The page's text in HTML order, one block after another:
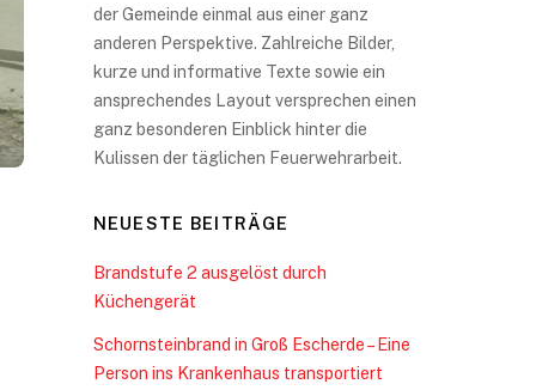
der Gemeinde einmal aus einer ganz
anderen Perspektive. Zahlreiche Bilder,
kurze und informative Texte sowie ein
ansprechendes Layout versprechen einen
ganz besonderen Einblick hinter die
Kulissen der täglichen Feuerwehrarbeit.
NEUESTE BEITRÄGE
Brandstufe 2 ausgelöst durch
Küchengerät
Schornsteinbrand in Groß Escherde – Eine
Person ins Krankenhaus transportiert